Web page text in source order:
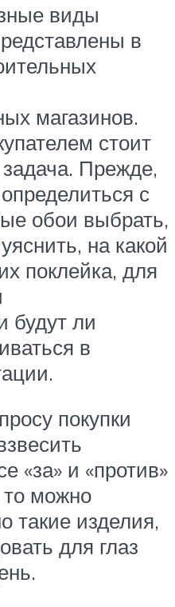
виды
в
магазинов.
стоит
Прежде,
с
обои выбрать,
на какой
поклейка, для
будут ли
в
покупки
«за» и «против»
то можно
такие изделия,
для глаз